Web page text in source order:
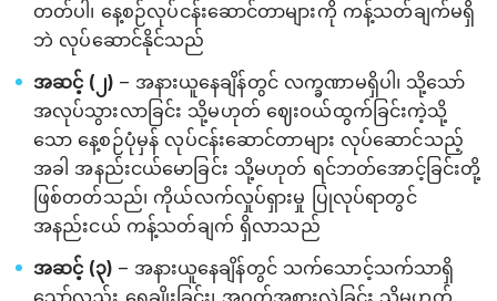
တတ်ပါ၊ နေ့စဉ်လုပ်ငန်းဆောင်တာများကို ကန့်သတ်ချက်မရှိ
ဘဲ လုပ်ဆောင်နိုင်သည်
အဆင့် (၂) – အနားယူနေချိန်တွင် လက္ခဏာမရှိပါ၊ သို့သော်
အလုပ်သွားလာခြင်း သို့မဟုတ် ဈေးဝယ်ထွက်ခြင်းကဲ့သို့
သော နေ့စဉ်ပုံမှန် လုပ်ငန်းဆောင်တာများ လုပ်ဆောင်သည့်
အခါ အနည်းငယ်မောခြင်း သို့မဟုတ် ရင်ဘတ်အောင့်ခြင်းတို့
ဖြစ်တတ်သည်၊ ကိုယ်လက်လှုပ်ရှားမှု ပြုလုပ်ရာတွင်
အနည်းငယ် ကန့်သတ်ချက် ရှိလာသည်
အဆင့် (၃) – အနားယူနေချိန်တွင် သက်သောင့်သက်သာရှိ
သော်လည်း ရေချိုးခြင်း၊ အဝတ်အစားလဲခြင်း သို့မဟုတ်